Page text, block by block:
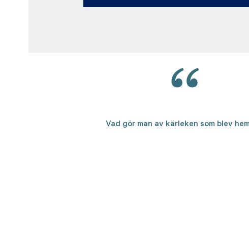
Vad gör man av kärleken som blev